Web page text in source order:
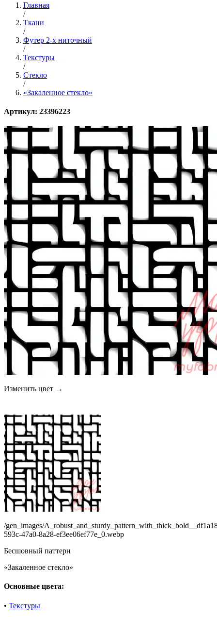
Главная
/
Ткани
/
Футер 2-х ниточный
/
Текстуры
/
Стекло
/
«Закаленное стекло»
Артикул: 23396223
Изменить цвет →
/gen_images/
593c-47a0-8a28-ef3ee06ef77e_0.webp
Бесшовный паттерн
«Закаленное стекло»
Основные цвета:
• Текстуры